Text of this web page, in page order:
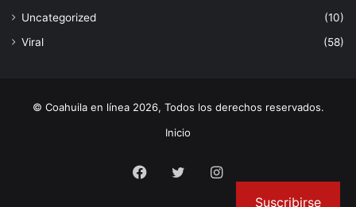
Uncategorized
(10)
Viral
(58)
© Coahuila en línea 2026, Todos los derechos reservados.
Inicio
Facebook
TwitterInstagram
Suscribirse